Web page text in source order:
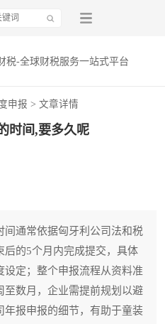
税-全球财税服务一站式平台
申报 > 文章详情
时间,要多久呢
通常依据匈牙利公司法和税
后的5个月内完成提交，具体
定；整个申报流程从资料准
数月，企业需提前规划以避
年报申报的细节，有助于童装